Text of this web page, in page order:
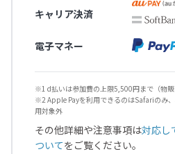
キャリア決済
電子マネー
※1 d払いは参加費の上限5,500円まで（物販
※2 Apple Payを利用できるのはSafariのみ
用対象外
その他詳細や注意事項は対応し
ついてをご覧ください。